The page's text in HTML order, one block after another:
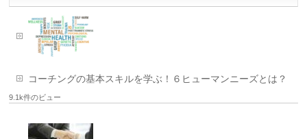
コーチングの基本スキルを学ぶ！６ヒューマンニーズとは？
9.1k件のビュー